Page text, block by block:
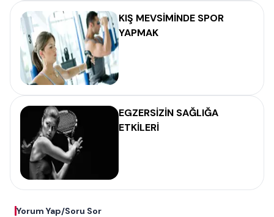
KIŞ MEVSİMİNDE SPOR
YAPMAK
EGZERSİZİN SAĞLIĞA
ETKİLERİ
Yorum Yap/Soru Sor